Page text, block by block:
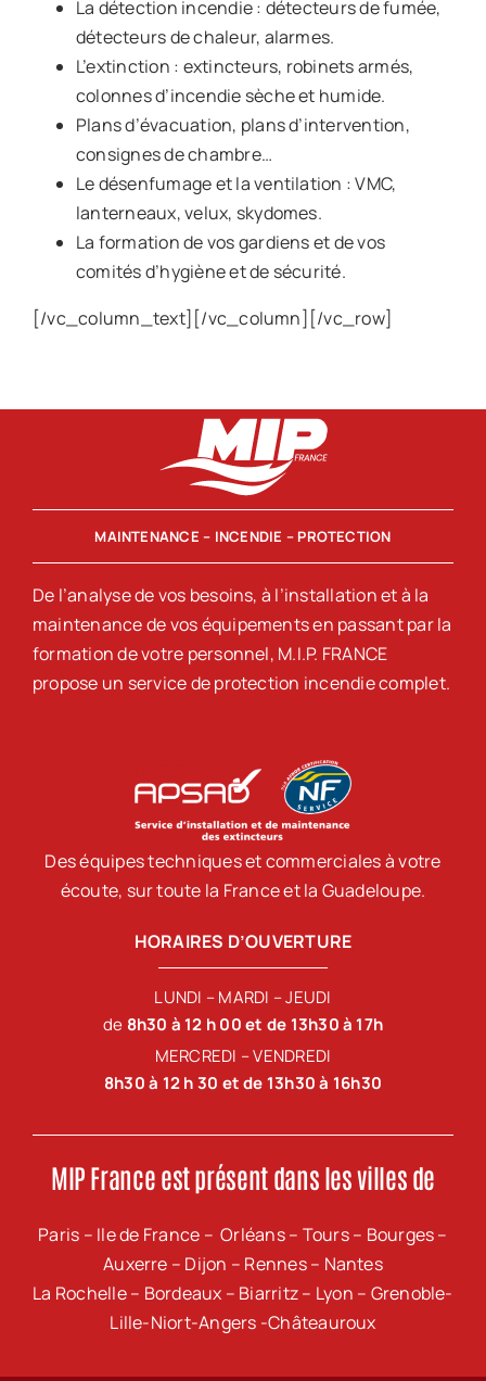
La détection incendie : détecteurs de fumée,
détecteurs de chaleur, alarmes.
L’extinction : extincteurs, robinets armés,
colonnes d’incendie sèche et humide.
Plans d’évacuation, plans d’intervention,
consignes de chambre…
Le désenfumage et la ventilation : VMC,
lanterneaux, velux, skydomes.
La formation de vos gardiens et de vos
comités d’hygiène et de sécurité.
[/vc_column_text][/vc_column][/vc_row]
MAINTENANCE – INCENDIE – PROTECTION
De l’analyse de vos besoins, à l’installation et à la
maintenance de vos équipements en passant par la
formation de votre personnel, M.I.P. FRANCE
propose un service de protection incendie complet.
Des équipes techniques et commerciales à votre
écoute, sur toute la France et la Guadeloupe.
HORAIRES D’OUVERTURE
LUNDI – MARDI – JEUDI
de 8h30 à 12 h 00 et de 13h30 à 17h
MERCREDI – VENDREDI
8h30 à 12 h 30 et de 13h30 à 16h30
MIP France est présent dans les villes de
Paris – Ile de France – Orléans – Tours – Bourges –
Auxerre – Dijon – Rennes – Nantes
La Rochelle – Bordeaux – Biarritz – Lyon – Grenoble-
Lille-Niort-Angers -Châteauroux